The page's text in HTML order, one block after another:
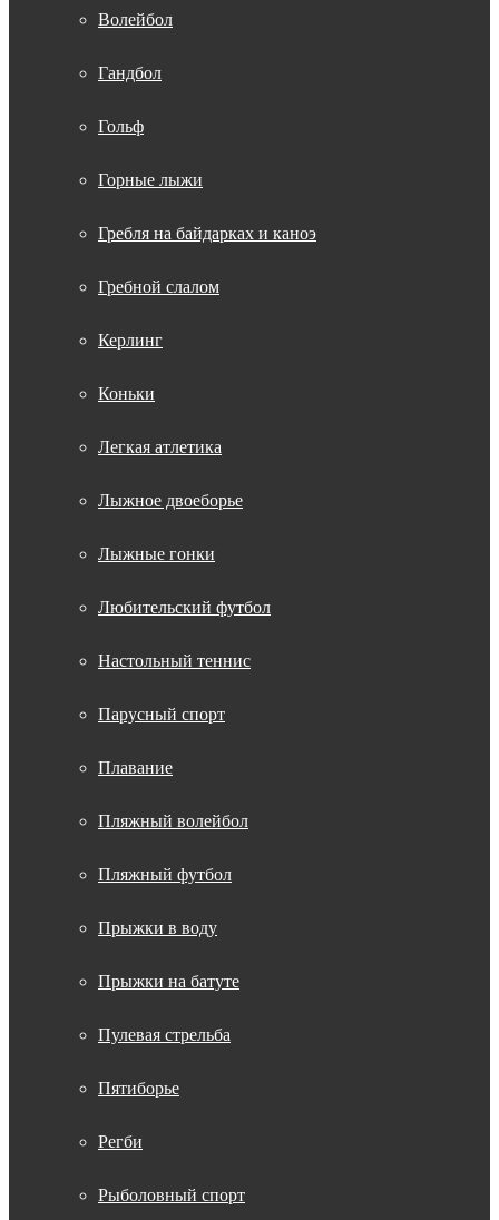
Волейбол
Гандбол
Гольф
Горные лыжи
Гребля на байдарках и каноэ
Гребной слалом
Керлинг
Коньки
Легкая атлетика
Лыжное двоеборье
Лыжные гонки
Любительский футбол
Настольный теннис
Парусный спорт
Плавание
Пляжный волейбол
Пляжный футбол
Прыжки в воду
Прыжки на батуте
Пулевая стрельба
Пятиборье
Регби
Рыболовный спорт